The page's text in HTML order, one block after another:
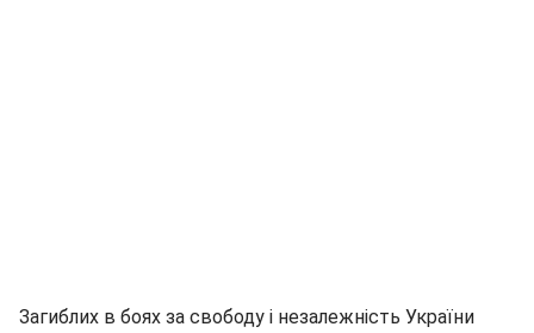
Загиблих в боях за свободу і незалежність України